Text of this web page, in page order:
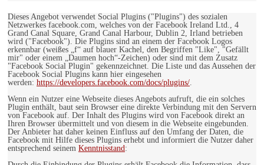
Dieses Angebot verwendet Social Plugins ("Plugins") des sozialen
Netzwerkes facebook.com, welches von der Facebook Ireland Ltd., 4
Grand Canal Square, Grand Canal Harbour, Dublin 2, Irland betrieben
wird ("Facebook"). Die Plugins sind an einem der Facebook Logos
erkennbar (weißes „f“ auf blauer Kachel, den Begriffen "Like", "Gefällt
mir" oder einem „Daumen hoch“-Zeichen) oder sind mit dem Zusatz
"Facebook Social Plugin" gekennzeichnet. Die Liste und das Aussehen der
Facebook Social Plugins kann hier eingesehen
werden: https://developers.facebook.com/docs/plugins/.
Wenn ein Nutzer eine Webseite dieses Angebots aufruft, die ein solches
Plugin enthält, baut sein Browser eine direkte Verbindung mit den Servern
von Facebook auf. Der Inhalt des Plugins wird von Facebook direkt an
Ihren Browser übermittelt und von diesem in die Webseite eingebunden.
Der Anbieter hat daher keinen Einfluss auf den Umfang der Daten, die
Facebook mit Hilfe dieses Plugins erhebt und informiert die Nutzer daher
entsprechend seinem Kenntnisstand: